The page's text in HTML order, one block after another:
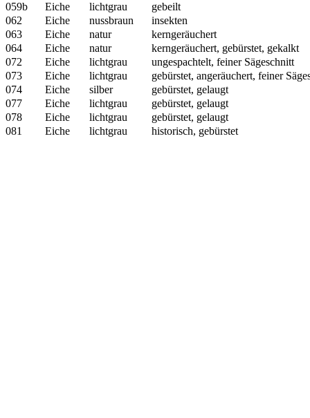
059b
Eiche lichtgrau
gebeilt
062
Eiche nussbraun
insekten
063
Eiche natur
kerngeräuchert
064
Eiche natur
kerngeräuchert, gebürstet, gekalkt
072
Eiche lichtgrau
ungespachtelt, feiner Sägeschnitt
073
Eiche lichtgrau
gebürstet, angeräuchert, feiner
074
Eiche silber
gebürstet, gelaugt
077
Eiche lichtgrau
gebürstet, gelaugt
078
Eiche lichtgrau
gebürstet, gelaugt
081
Eiche lichtgrau historisch, gebürstet